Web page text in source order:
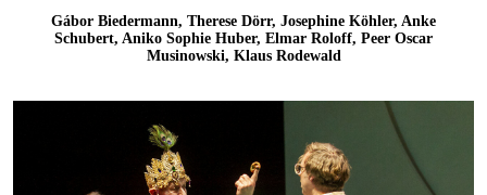
Gábor Biedermann, Therese Dörr, Josephine Köhler, Anke
Schubert, Aniko Sophie Huber, Elmar Roloff, Peer Oscar
Musinowski, Klaus Rodewald